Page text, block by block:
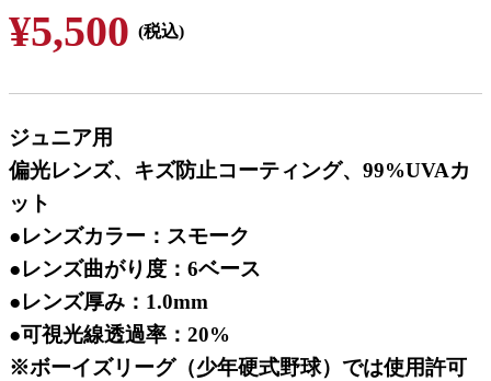
¥5,500 (税込)
ジュニア用
偏光レンズ、キズ防止コーティング、99%UVAカ
ット
●レンズカラー：スモーク
●レンズ曲がり度：6ベース
●レンズ厚み：1.0mm
●可視光線透過率：20%
※ボーイズリーグ（少年硬式野球）では使用許可